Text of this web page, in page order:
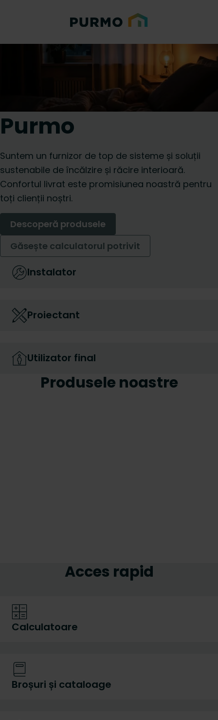
Purmo
Suntem un furnizor de top de sisteme și soluții
sustenabile de încălzire și răcire interioară.
Confortul livrat este promisiunea noastră pentru
toți clienții noștri.
Descoperă produsele
Găsește calculatorul potrivit
Instalator
Proiectant
Utilizator final
Produsele noastre
Acces rapid
Calculatoare
Broșuri și cataloage